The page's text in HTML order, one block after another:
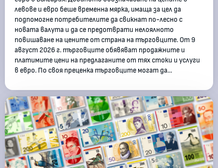
левове и евро беше временна мярка, имаща за цел да
подпомогне потребителите да свикнат по-лесно с
новата валута и да се предотврати нелоялното
повишаване на цените от страна на търговците. От 9
август 2026 г. търговците обявяват продажните и
платимите цени на предлаганите от тях стоки и услуги
в евро. По своя преценка търговците могат да…